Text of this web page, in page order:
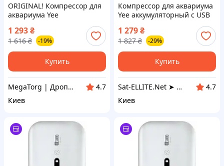
ORIGINAL! Компрессор для
аквариума Yee
кабелем 3 Вт
(6922192995886) - Качество!
Гарантия! MegaTorg.com.ua
1 293₴
1 616 ₴ -19%
Купить
MegaTorg | Дропшиппинг и Опт
4.7
Киев
Компрессор для аквариума
Yee аккумуляторный с USB
(6922192995886)
1 279₴
1 827 ₴ -29%
Купить
Sat-ELLITE.Net ➤ ИНТЕРНЕТ-СУПЕРМАРКЕТ
4.7
Киев